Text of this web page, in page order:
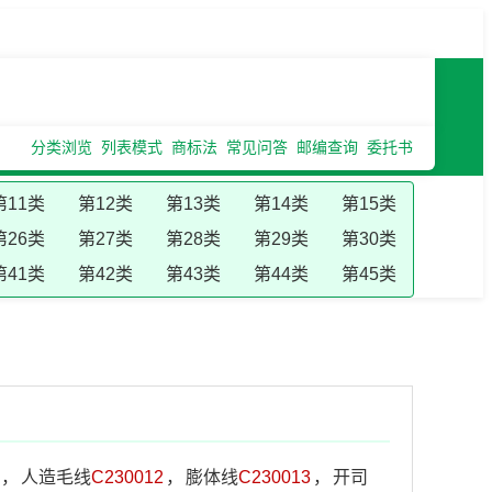
分类浏览 列表模式 商标法 常见问答 邮编查询 委托书
11类 第12类 第13类 第14类
第15类
26类 第27类 第28类 第29类
第30类
41类 第42类 第43类 第44类 第45类
， 人造毛线C230012 ， 膨体线C230013 ，
开司